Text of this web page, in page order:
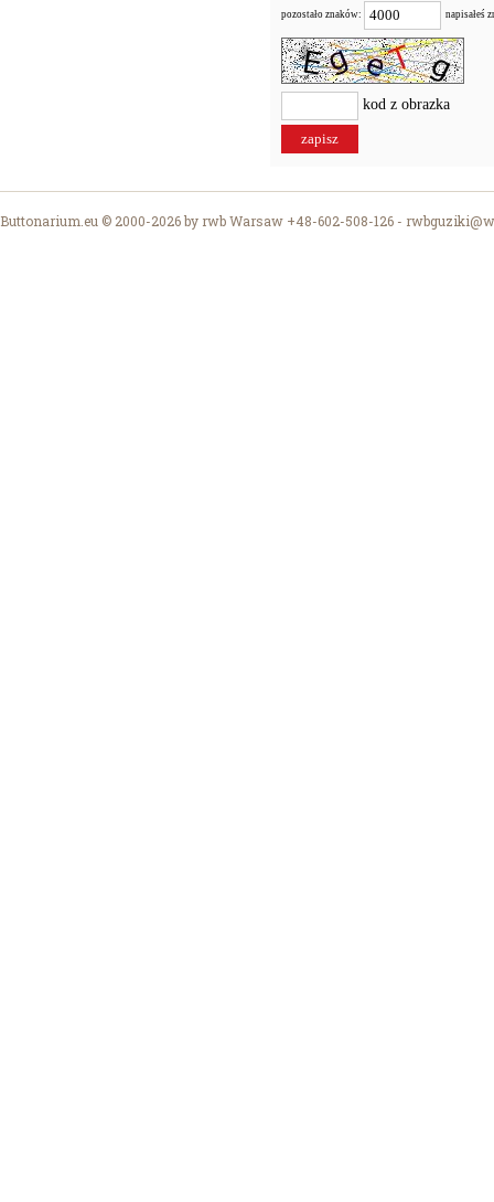
pozostało znaków: napisałeś
kod z obrazka
Buttonarium.eu © 2000-2026 by rwb Warsaw +48-602-508-126 -